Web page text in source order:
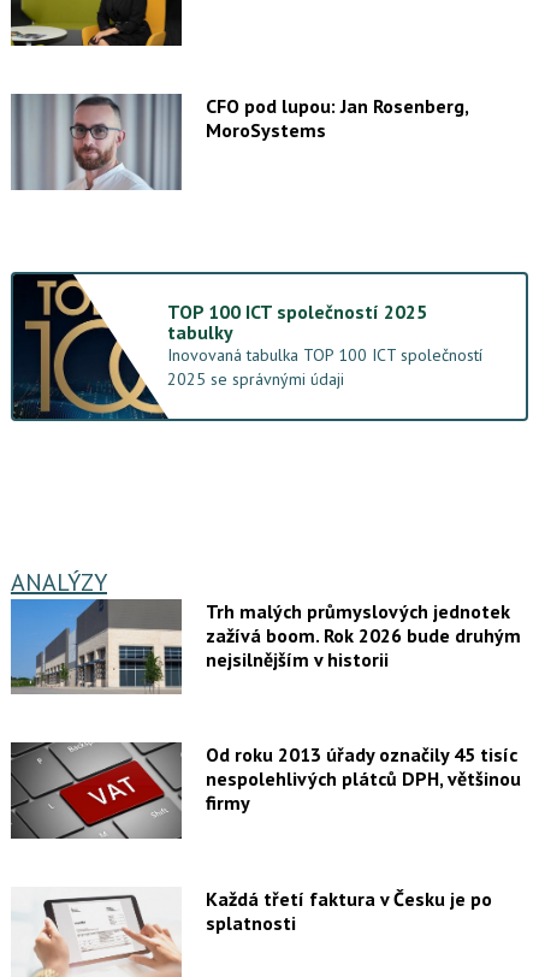
CFO pod lupou: Jan Rosenberg,
MoroSystems
TOP 100 ICT společností 2025
tabulky
Inovovaná tabulka TOP 100 ICT společností
2025 se správnými údaji
ANALÝZY
Trh malých průmyslových jednotek
zažívá boom. Rok 2026 bude druhým
nejsilnějším v historii
Od roku 2013 úřady označily 45 tisíc
nespolehlivých plátců DPH, většinou
firmy
Každá třetí faktura v Česku je po
splatnosti